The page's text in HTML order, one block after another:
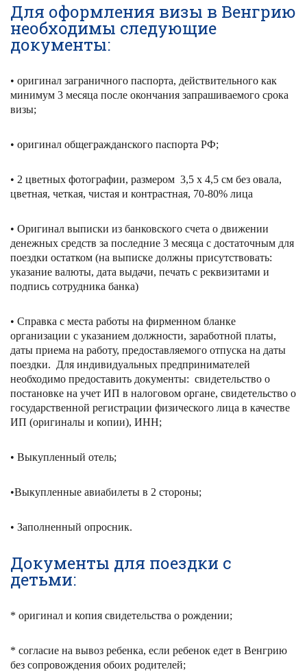
Для оформления визы в Венгрию
необходимы следующие
документы:
• оригинал заграничного паспорта, действительного как
минимум 3 месяца после окончания запрашиваемого срока
визы;
• оригинал общегражданского паспорта РФ;
• 2 цветных фотографии, размером 3,5 х 4,5 см без овала,
цветная, четкая, чистая и контрастная, 70-80% лица
• Оригинал выписки из банковского счета о движении
денежных средств за последние 3 месяца с достаточным для
поездки остатком (на выписке должны присутствовать:
указание валюты, дата выдачи, печать с реквизитами и
подпись сотрудника банка)
• Справка с места работы на фирменном бланке
организации с указанием должности, заработной платы,
даты приема на работу, предоставляемого отпуска на даты
поездки. Для индивидуальных предпринимателей
необходимо предоставить документы: свидетельство о
постановке на учет ИП в налоговом органе, свидетельство о
государственной регистрации физического лица в качестве
ИП (оригиналы и копии), ИНН;
• Выкупленный отель;
•Выкупленные авиабилеты в 2 стороны;
• Заполненный опросник.
Документы для поездки с
детьми:
* оригинал и копия свидетельства о рождении;
* согласие на вывоз ребенка, если ребенок едет в Венгрию
без сопровождения обоих родителей;